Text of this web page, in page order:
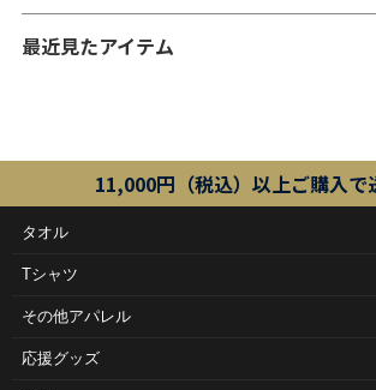
最近見たアイテム
11,000円（税込）以上ご購入で
タオル
Tシャツ
その他アパレル
応援グッズ